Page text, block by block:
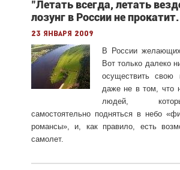
"Летать всегда, летать
лозунг в России не прокатит.
23 января 2009
В России
Вот только далеко
осуществить
даже не в том, что
людей,
самостоятельно подняться в небо
романсы», и, как правило, есть
самолет.